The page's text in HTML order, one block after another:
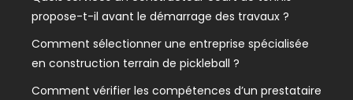
propose-t-il avant le démarrage des travaux ?
Comment sélectionner une entreprise spécialisée
en construction terrain de pickleball ?
Comment vérifier les compétences d’un prestataire